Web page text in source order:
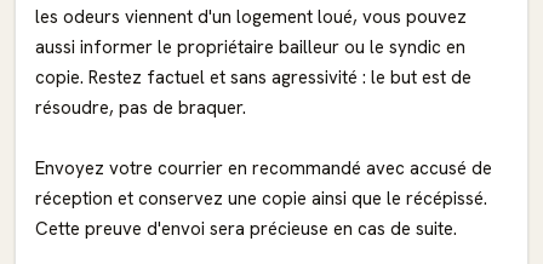
les odeurs viennent d'un logement loué, vous pouvez
aussi informer le propriétaire bailleur ou le syndic en
copie. Restez factuel et sans agressivité : le but est de
résoudre, pas de braquer.
Envoyez votre courrier en recommandé avec accusé de
réception et conservez une copie ainsi que le récépissé.
Cette preuve d'envoi sera précieuse en cas de suite.